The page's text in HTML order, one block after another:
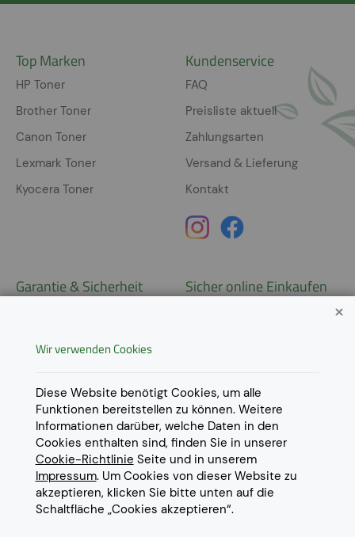
Top Marken
HP Toner
Brother Toner
Canon Toner
Lexmark Toner
Kyocera Toner
Kundenservice
FAQ
Preisliste aktuell
Zahlungsarten
Versand & Lieferung
Kontakt
Garantie & Sicherheit
Datenschutz
Impressum
Cookie Einstellungen
Sicher online Einkaufen
Lieferungen in weitere Länder
gerne aufAnfrage
Wir verwenden Cookies
Diese Website benötigt Cookies, um alle
Funktionen bereitstellen zu können. Weitere
Informationen darüber, welche Daten in den
Cookies enthalten sind, finden Sie in unserer
Cookie-Richtlinie Seite und in unserem
Impressum. Um Cookies von dieser Website zu
akzeptieren, klicken Sie bitte unten auf die
Schaltfläche „Cookies akzeptieren“.